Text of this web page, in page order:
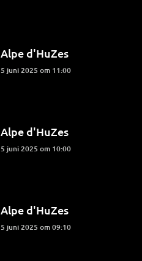
Alpe d'HuZes
5 juni 2025 om 11:00
Alpe d'HuZes
5 juni 2025 om 10:00
Alpe d'HuZes
5 juni 2025 om 09:10